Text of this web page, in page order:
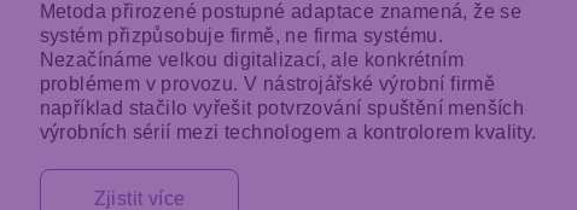
Metoda přirozené postupné adaptace znamená, že se
systém přizpůsobuje firmě, ne firma systému.
Nezačínáme velkou digitalizací, ale konkrétním
problémem v provozu. V nástrojářské výrobní firmě
například stačilo vyřešit potvrzování spuštění menších
výrobních sérií mezi technologem a kontrolorem kvality.
Zjistit více